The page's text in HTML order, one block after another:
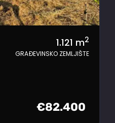
1.121 m2
GRAĐEVINSKO ZEMLJIŠTE
€82.400